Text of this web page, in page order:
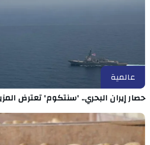
عالمية
حصار إيران البحري.. 'سنتكوم' تعترض